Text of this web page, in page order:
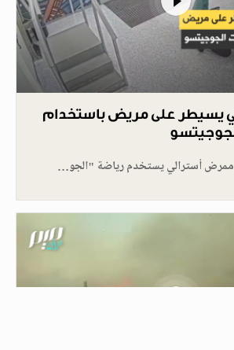
يسيطر على مريض باستخدام
ممرض أسترالي يستخدم رياضة "الجو…